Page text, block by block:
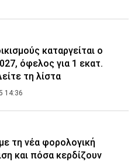
καταργείται ο
όφελος για 1 εκατ.
τη λίστα
14:36
τη νέα φορολογική
και πόσα κερδίζουν